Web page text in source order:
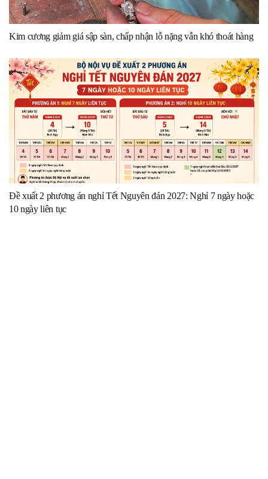
Kim cương giảm giá sập sàn, chấp nhận lỗ nặng vẫn khó thoát hàng
Đề xuất 2 phương án nghỉ Tết Nguyên đán 2027: Nghỉ 7 ngày hoặc
10 ngày liên tục